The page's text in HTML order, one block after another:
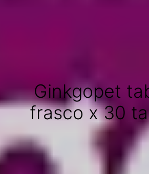
Ginkgopet
frasco x 30